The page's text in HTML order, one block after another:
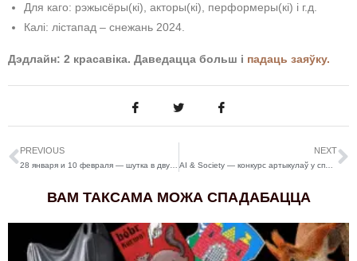
Для каго: рэжысёры(кі), акторы(кі), перформеры(кі) і г.д.
Калі: лістапад – снежань 2024.
Дэдлайн: 2 красавіка. Даведацца больш і падаць заяўку.
PREVIOUS NEXT
AI & Society — конкурс артыкулаў у спецыяльны выпуск арт-часопісу
ВАМ ТАКСАМА МОЖА СПАДАБАЦЦА